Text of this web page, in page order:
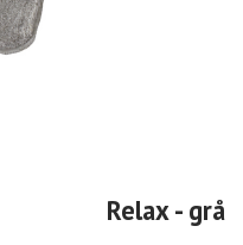
Relax- grå